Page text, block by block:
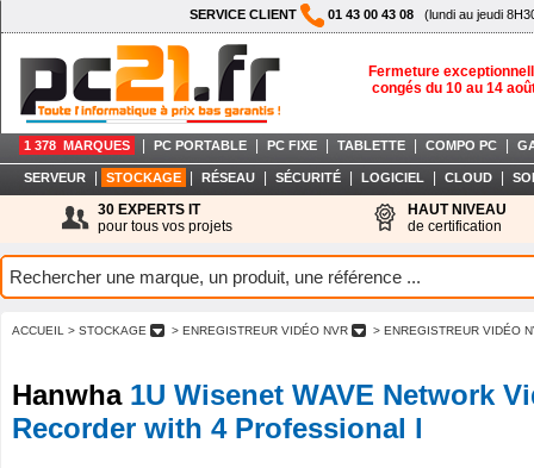
SERVICE CLIENT 01 43 00 43 08 (lundi au jeudi
Fermeture
congés du 10 au 14
1 378 MARQUES PC PORTABLE PC FIXE TABLETTE COMPO PC
SERVEUR STOCKAGE RÉSEAU SÉCURITÉ LOGICIEL CLOUD
30 EXPERTS IT
pour tous vos projets
HAUT NIVEAU
de certification
ACCUEIL > STOCKAGE > ENREGISTREUR VIDÉO NVR > ENREGISTREUR VIDÉO
Hanwha 1U Wisenet WAVE Network
Recorder with 4 Professional l